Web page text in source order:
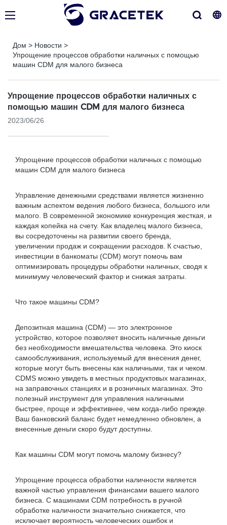
Дом > Новости >
Упрощение процессов обработки наличных с помощью
машин CDM для малого бизнеса
Упрощение процессов обработки наличных с
помощью машин CDM для малого бизнеса
2023/06/26
Упрощение процессов обработки наличных с помощью
машин CDM для малого бизнеса
Управление денежными средствами является жизненно
важным аспектом ведения любого бизнеса, большого или
малого. В современной экономике конкуренция жесткая, и
каждая копейка на счету. Как владелец малого бизнеса,
вы сосредоточены на развитии своего бренда,
увеличении продаж и сокращении расходов. К счастью,
инвестиции в банкоматы (CDM) могут помочь вам
оптимизировать процедуры обработки наличных, сводя к
минимуму человеческий фактор и снижая затраты.
Что такое машины CDM?
Депозитная машина (CDM) — это электронное
устройство, которое позволяет вносить наличные деньги
без необходимости вмешательства человека. Это киоск
самообслуживания, используемый для внесения денег,
которые могут быть внесены как наличными, так и чеком.
CDMS можно увидеть в местных продуктовых магазинах,
на заправочных станциях и в розничных магазинах. Это
полезный инструмент для управления наличными
быстрее, проще и эффективнее, чем когда-либо прежде.
Ваш банковский баланс будет немедленно обновлен, а
внесенные деньги скоро будут доступны.
Как машины CDM могут помочь малому бизнесу?
Упрощение процесса обработки наличности является
важной частью управления финансами вашего малого
бизнеса. С машинами CDM потребность в ручной
обработке наличности значительно снижается, что
исключает вероятность человеческих ошибок и